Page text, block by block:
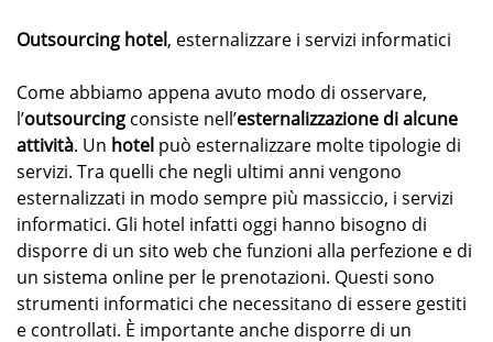
Outsourcing hotel, esternalizzare i servizi informatici
Come abbiamo appena avuto modo di osservare,
l’outsourcing consiste nell’esternalizzazione di alcune
attività. Un hotel può esternalizzare molte tipologie di
servizi. Tra quelli che negli ultimi anni vengono
esternalizzati in modo sempre più massiccio, i servizi
informatici. Gli hotel infatti oggi hanno bisogno di
disporre di un sito web che funzioni alla perfezione e di
un sistema online per le prenotazioni. Questi sono
strumenti informatici che necessitano di essere gestiti
e controllati. È importante anche disporre di un